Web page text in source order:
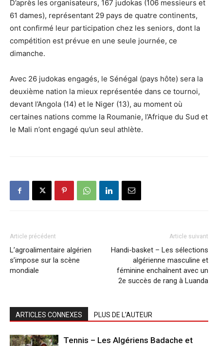
D’après les organisateurs, 167 judokas (106 messieurs et
61 dames), représentant 29 pays de quatre continents,
ont confirmé leur participation chez les seniors, dont la
compétition est prévue en une seule journée, ce
dimanche.
Avec 26 judokas engagés, le Sénégal (pays hôte) sera la
deuxième nation la mieux représentée dans ce tournoi,
devant l’Angola (14) et le Niger (13), au moment où
certaines nations comme la Roumanie, l’Afrique du Sud et
le Mali n’ont engagé qu’un seul athlète.
Article précédent
L’agroalimentaire algérien
s’impose sur la scène
mondiale
Article suivant
Handi-basket – Les sélections
algérienne masculine et
féminine enchaînent avec un
2e succès de rang à Luanda
ARTICLES CONNEXES PLUS DE L'AUTEUR
Tennis – Les Algériens Badache et